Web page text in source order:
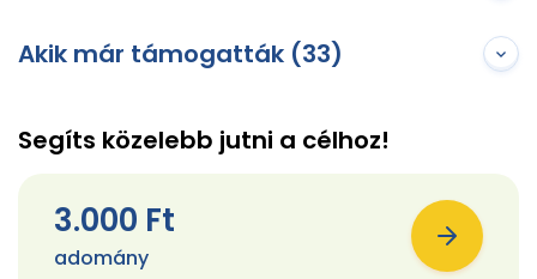
Akik már támogatták (33)
Segíts közelebb jutni a célhoz!
3.000 Ft
adomány